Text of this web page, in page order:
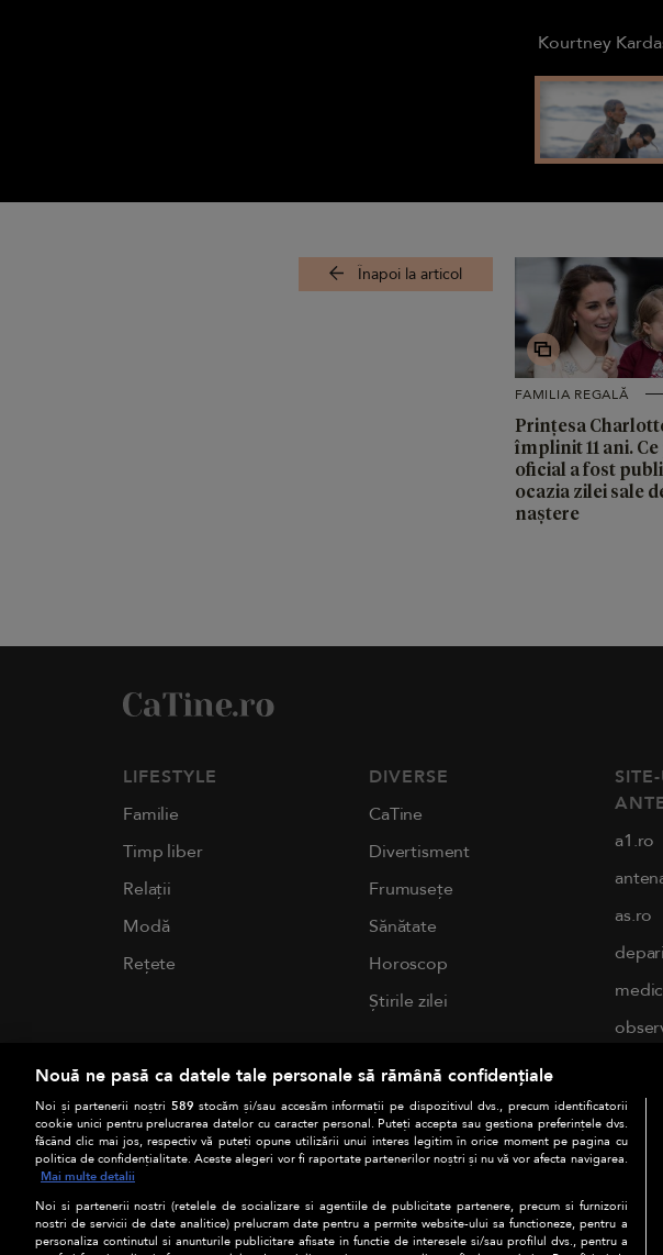
Kourtney
Înapoi la articol
FAMILIA REGALĂ
Prințesa
împlinit 11 ani.
oficial a fost
ocazia zilei sale
naștere
LIFESTYLE
Familie
Timp liber
Relații
Modă
Rețete
DIVERSE
CaTine
Divertisment
Frumusețe
Sănătate
Horoscop
Știrile zilei
a1.ro
as.ro
Nouă ne pasă ca datele tale personale să rămână confidențiale
Noi și partenerii noștri 589 stocăm și/sau accesăm informații pe dispozitivul dvs., precum identificatorii
cookie unici pentru prelucrarea datelor cu caracter personal. Puteți accepta sau gestiona preferințele dvs.
făcând clic mai jos, respectiv vă puteți opune utilizării unui interes legitim în orice moment pe pagina cu
politica de confidențialitate. Aceste alegeri vor fi raportate partenerilor noștri și nu vă vor afecta navigarea.
Mai multe detalii
Noi si partenerii nostri (retelele de socializare si agentiile de publicitate partenere, precum si furnizorii
nostri de servicii de date analitice) prelucram date pentru a permite website-ului sa functioneze, pentru a
personaliza continutul si anunturile publicitare afisate in functie de interesele si/sau profilul dvs., pentru a